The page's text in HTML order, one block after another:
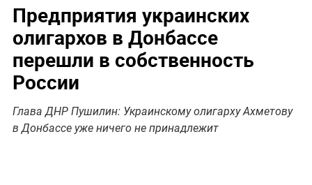
Предприятия украинских
олигархов в Донбассе
перешли в собственность
России
Глава ДНР Пушилин: Украинскому олигарху Ахметову
в Донбассе уже ничего не принадлежит